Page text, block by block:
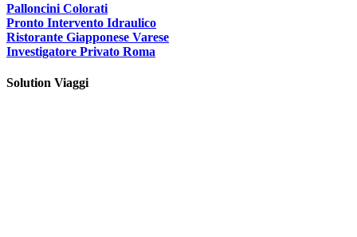
Palloncini Colorati
Pronto Intervento Idraulico
Ristorante Giapponese Varese
Investigatore Privato Roma
Solution Viaggi